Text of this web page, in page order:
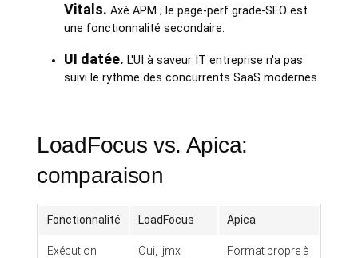
Vitals. Axé APM ; le page-perf grade-SEO est
une fonctionnalité secondaire.
UI datée. L'UI à saveur IT entreprise n'a pas
suivi le rythme des concurrents SaaS modernes.
LoadFocus vs. Apica:
comparaison
Fonctionnalité LoadFocus Apica
Exécution
Oui, .jmx
Format propre à